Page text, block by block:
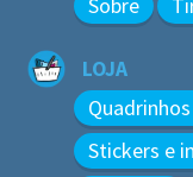
LOJA
Stickers e